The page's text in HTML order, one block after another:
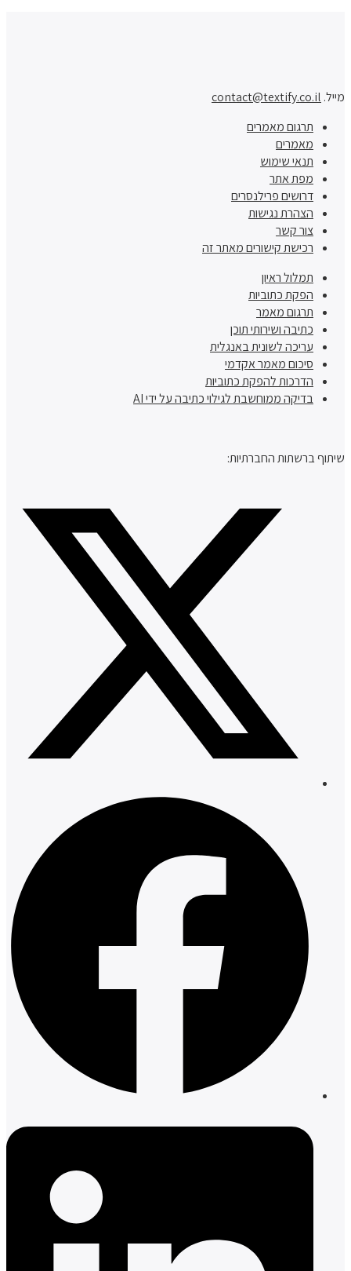
מייל. contact@textify.co.il
תרגום מאמרים
מאמרים
תנאי שימוש
מפת אתר
דרושים פרילנסרים
הצהרת נגישות
צור קשר
רכישת קישורים מאתר זה
תמלול ראיון
הפקת כתוביות
תרגום מאמר
כתיבה ושירותי תוכן
עריכה לשונית באנגלית
סיכום מאמר אקדמי
הדרכות להפקת כתוביות
בדיקה ממוחשבת לגילוי כתיבה על ידי AI
שיתוף ברשתות החברתיות: